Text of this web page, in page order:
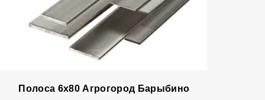
Полоса 6х80 Агрогород Барыбино